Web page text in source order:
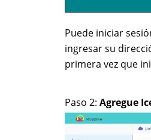
Puede iniciar
ingresar su
primera vez que
Paso 2: Agregue